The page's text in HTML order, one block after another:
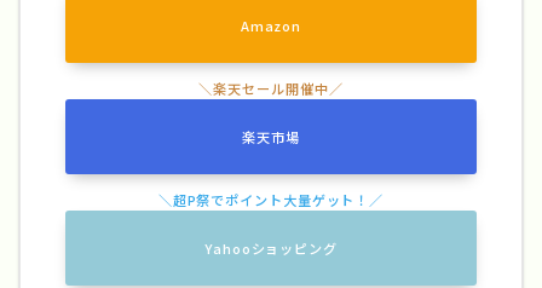
Amazon
楽天市場
Yahooショッピング